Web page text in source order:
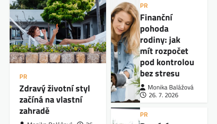
PR
Zdravý životní styl
začíná na vlastní
zahradě
PR
Finanční
pohoda
rodiny: jak
mít rozpočet
pod kontrolou
bez stresu
Monika Balážová
26. 7. 2026
PR